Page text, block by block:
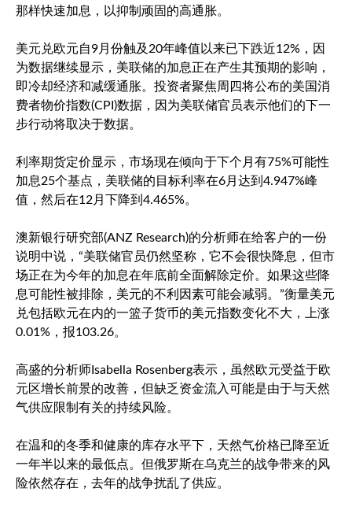
那样快速加息，以抑制顽固的高通胀。
美元兑欧元自9月份触及20年峰值以来已下跌近12%，因
为数据继续显示，美联储的加息正在产生其预期的影响，
即冷却经济和减缓通胀。投资者聚焦周四将公布的美国消
费者物价指数(CPI)数据，因为美联储官员表示他们的下一
步行动将取决于数据。
利率期货定价显示，市场现在倾向于下个月有75%可能性
加息25个基点，美联储的目标利率在6月达到4.947%峰
值，然后在12月下降到4.465%。
澳新银行研究部(ANZ Research)的分析师在给客户的一份
说明中说，“美联储官员仍然坚称，它不会很快降息，但市
场正在为今年的加息在年底前全面解除定价。如果这些降
息可能性被排除，美元的不利因素可能会减弱。”衡量美元
兑包括欧元在内的一篮子货币的美元指数变化不大，上涨
0.01%，报103.26。
高盛的分析师Isabella Rosenberg表示，虽然欧元受益于欧
元区增长前景的改善，但缺乏资金流入可能是由于与天然
气供应限制有关的持续风险。
在温和的冬季和健康的库存水平下，天然气价格已降至近
一年半以来的最低点。但俄罗斯在乌克兰的战争带来的风
险依然存在，去年的战争扰乱了供应。